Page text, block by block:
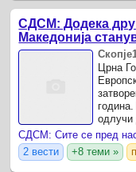
СДСМ: Додека
Македонија
Црна
одлучи
да ја
2 вести
+8 теми »